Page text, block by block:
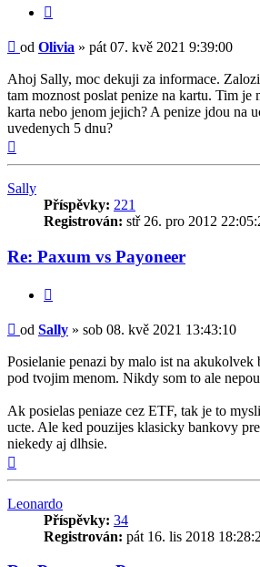
Příspěvek
od Olivia » pát 07. kvě 2021 9:39:00
Ahoj Sally, moc dekuji za informace.
tam moznost poslat penize na kartu. Tim je
karta nebo jenom jejich? A penize jdou na
uvedenych 5 dnu?
Sally
Příspěvky: 221
Registrován: stř 26. pro 2012
Re: Paxum vs Payoneer
Příspěvek
od Sally » sob 08. kvě 2021 13:43:10
Posielanie penazi by malo ist na akukolvek
pod tvojim menom. Nikdy som to ale
Ak posielas peniaze cez ETF, tak je to
ucte. Ale ked pouzijes klasicky bankovy
niekedy aj dlhsie.
Leonardo
Příspěvky: 34
Registrován: pát 16. lis 2018